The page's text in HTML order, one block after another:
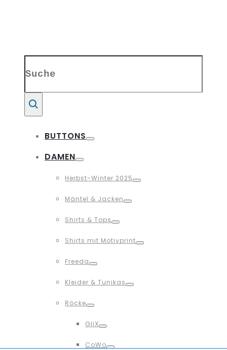
Suche
BUTTONS
DAMEN
Herbst-Winter 2025
Mäntel & Jacken
Shirts & Tops
Shirts mit Motivprint
Freeda
Kleider & Tunikas
Röcke
GliX
CoWo